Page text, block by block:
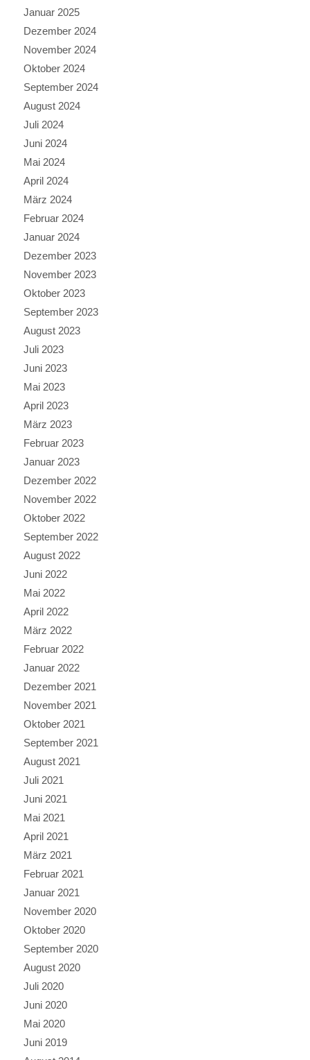
Januar 2025
Dezember 2024
November 2024
Oktober 2024
September 2024
August 2024
Juli 2024
Juni 2024
Mai 2024
April 2024
März 2024
Februar 2024
Januar 2024
Dezember 2023
November 2023
Oktober 2023
September 2023
August 2023
Juli 2023
Juni 2023
Mai 2023
April 2023
März 2023
Februar 2023
Januar 2023
Dezember 2022
November 2022
Oktober 2022
September 2022
August 2022
Juni 2022
Mai 2022
April 2022
März 2022
Februar 2022
Januar 2022
Dezember 2021
November 2021
Oktober 2021
September 2021
August 2021
Juli 2021
Juni 2021
Mai 2021
April 2021
März 2021
Februar 2021
Januar 2021
November 2020
Oktober 2020
September 2020
August 2020
Juli 2020
Juni 2020
Mai 2020
Juni 2019